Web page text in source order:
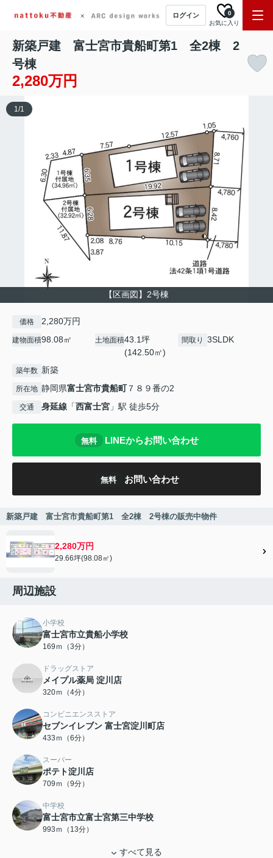
ログイン
お気に入り
0
新築戸建 富士宮市貴船町第1 全2棟 2
号棟
2,280万円
【区画図】2号棟
1/1
価格 2,280万円
建物面積98.08㎡ 土地面積43.1坪
(142.50㎡)
間取り 3SLDK
築年数 新築
所在地 静岡県富士宮市貴船町７８９番の2
交通 身延線 「西富士宮 」駅 徒歩5分
無料 LINEからお問い合わせ
無料 お問い合わせ
新築戸建 富士宮市貴船町第1 全2棟 2号棟の販売中物件
2,280万円
29.66坪(98.08㎡)
周辺施設
小学校
富士宮市立貴船小学校
169ｍ（3分）
ドラッグストア
メイプル薬局 淀川店
320ｍ（4分）
コンビニエンスストア
セブンイレブン 富士宮淀川町店
433ｍ（6分）
スーパー
ポテト淀川店
709ｍ（9分）
中学校
富士宮市立富士宮第三中学校
993ｍ（13分）
すべて見る